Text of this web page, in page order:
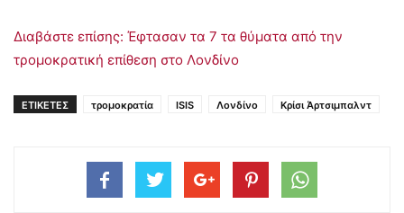
Διαβάστε επίσης: Έφτασαν τα 7 τα θύματα από την
τρομοκρατική επίθεση στο Λονδίνο
ΕΤΙΚΕΤΕΣ τρομοκρατία ISIS Λονδίνο Κρίσι Άρτσιμπαλντ